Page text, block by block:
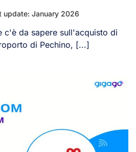
update: January 2026
c'è da sapere sull'acquisto di
di Pechino, [...]